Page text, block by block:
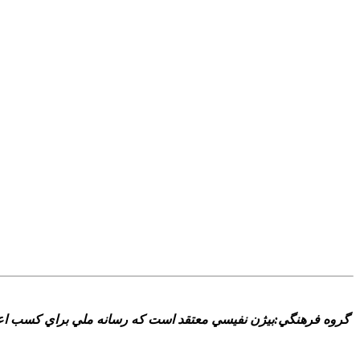
گروه فرهنگي:بيژن نفيسي معتقد است که رسانه ملي براي کسب